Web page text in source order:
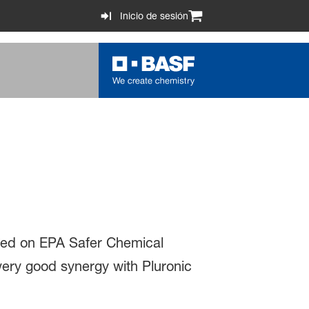
Inicio de sesión
on EPA Safer Chemical
good synergy with Pluronic